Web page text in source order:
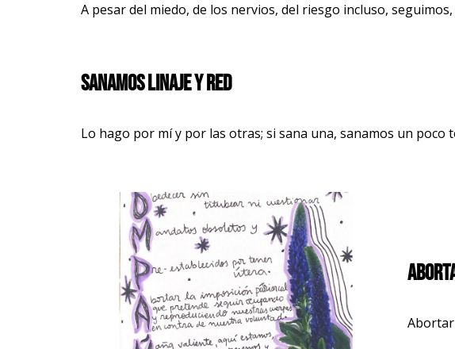
A pesar del miedo, de los nervios, del riesgo incluso,
Sanamos linaje y red
Lo hago por mí y por las otras; si sana una, sanamos un poco